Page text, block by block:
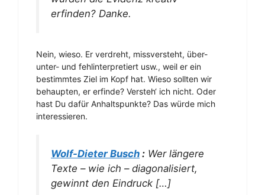
erfinden? Danke.
Nein, wieso. Er verdreht, missversteht, über-
unter- und fehlinterpretiert usw., weil er ein
bestimmtes Ziel im Kopf hat. Wieso sollten wir
behaupten, er erfinde? Versteh‘ ich nicht. Oder
hast Du dafür Anhaltspunkte? Das würde mich
interessieren.
Wolf-Dieter Busch : Wer längere
Texte – wie ich – diagonalisiert,
gewinnt den Eindruck […]